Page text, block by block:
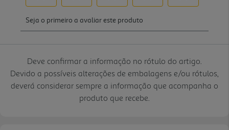
Deve confirmar a informação no rótulo do artigo.
Devido a possíveis alterações de embalagens e/ou rótulos,
deverá considerar sempre a informação que acompanha o
produto que recebe.